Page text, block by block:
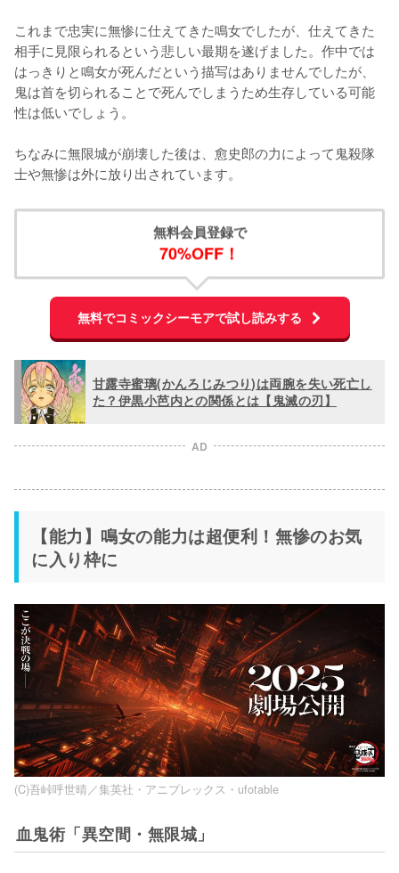
これまで忠実に無惨に仕えてきた鳴女でしたが、仕えてきた
相手に見限られるという悲しい最期を遂げました。作中では
はっきりと鳴女が死んだという描写はありませんでしたが、
鬼は首を切られることで死んでしまうため生存している可能
性は低いでしょう。
ちなみに無限城が崩壊した後は、愈史郎の力によって鬼殺隊
士や無惨は外に放り出されています。
無料会員登録で
70%OFF！
無料でコミックシーモアで試し読みする
甘露寺蜜璃(かんろじみつり)は両腕を失い死亡し
た？伊黒小芭内との関係とは【鬼滅の刃】
AD
【能力】鳴女の能力は超便利！無惨のお気
に入り枠に
(C)吾峠呼世晴／集英社・アニプレックス・ufotable
血鬼術「異空間・無限城」